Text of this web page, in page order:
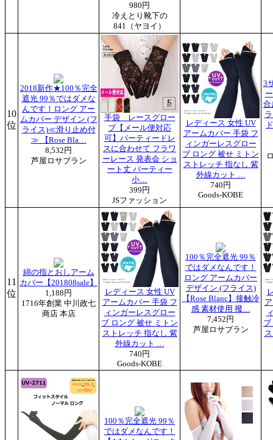
980円
冷えとり靴下の
841（ヤヨイ）
10
位
2018新作★100％完全
遮光 99％ではダメな
んです！ロング アー
ムカバー デザイン (フ
ライス)≪滑り止め付
≫ 【Rose Bla…
8,532円
芦屋ロサブラン
手袋 レースグロー
ブ【メール便対応
可】パーティードレ
スに合わせて フラワ
ーレース 発表会 ショ
ート丈 パーティー
小…
399円
JSファッション
レディース 女性 UV
アームカバー 手袋 フ
ィンガーレスグロー
ブ ロング 被せ ミトン
ストレッチ 指なし 紫
外線カット …
740円
Goods-KOBE
3
合
11
位
綿の指とおしアーム
カバー【201808sale】
1,188円
1716年創業 中川政七
商店 本店
レディース 女性 UV
アームカバー 手袋 フ
ィンガーレスグロー
ブ ロング 被せ ミトン
ストレッチ 指なし 紫
外線カット …
740円
Goods-KOBE
100％完全遮光 99％
ではダメなんです！
ロング アームカバー
デザイン (フライス)
【Rose Blanc】接触冷
感 素材使用 撥…
7,452円
芦屋ロサブラン
ブ
100％完全遮光 99％
ではダメなんです！